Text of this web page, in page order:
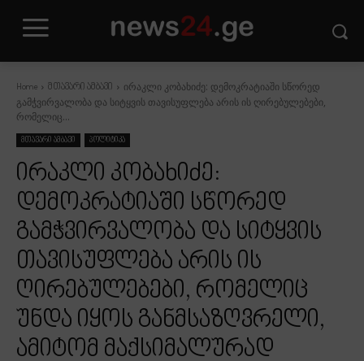
Home მთავარი ამბავი
ირაკლი კობახიძე: დემოკრატიაში სწორედ
გამჭვირვალობა და სიტყვის თავისუფლება არის ის ღირებულებები,
რომელიც...
მთავარი ამბავი პოლიტიკა
ირაკლი კობახიძე:
დემოკრატიაში სწორედ
გამჭვირვალობა და სიტყვის
თავისუფლება არის ის
ღირებულებები, რომელიც
უნდა იყოს განმსაზღვრელი,
ამიტომ მაქსიმალურად